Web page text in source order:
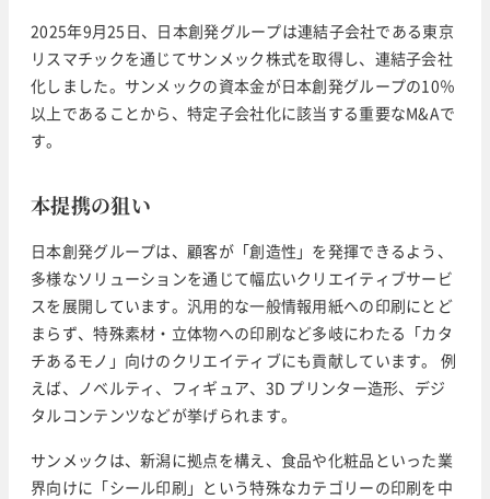
2025年9月25日、日本創発グループは連結子会社である東京
リスマチックを通じてサンメック株式を取得し、連結子会社
化しました。サンメックの資本金が日本創発グループの10％
以上であることから、特定子会社化に該当する重要なM&Aで
す。
本提携の狙い
日本創発グループは、顧客が「創造性」を発揮できるよう、
多様なソリューションを通じて幅広いクリエイティブサービ
スを展開しています。汎用的な一般情報用紙への印刷にとど
まらず、特殊素材・立体物への印刷など多岐にわたる「カタ
チあるモノ」向けのクリエイティブにも貢献しています。 例
えば、ノベルティ、フィギュア、3D プリンター造形、デジ
タルコンテンツなどが挙げられます。
サンメックは、新潟に拠点を構え、食品や化粧品といった業
界向けに「シール印刷」という特殊なカテゴリーの印刷を中